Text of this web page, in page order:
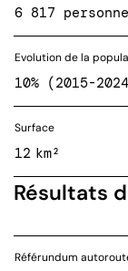
6 817
Evolution de la
10% (2015-
Surface
12 km²
Résultats
Référundum